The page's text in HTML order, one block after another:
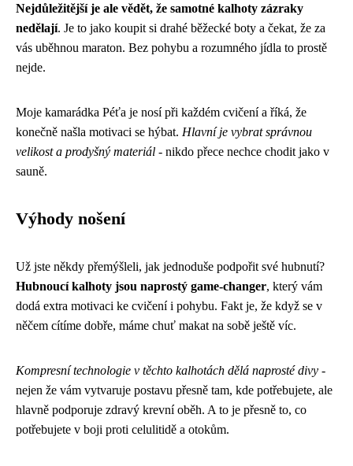
Nejdůležitější je ale vědět, že samotné kalhoty zázraky
nedělají. Je to jako koupit si drahé běžecké boty a čekat, že za
vás uběhnou maraton. Bez pohybu a rozumného jídla to prostě
nejde.
Moje kamarádka Péťa je nosí při každém cvičení a říká, že
konečně našla motivaci se hýbat. Hlavní je vybrat správnou
velikost a prodyšný materiál - nikdo přece nechce chodit jako v
sauně.
Výhody nošení
Už jste někdy přemýšleli, jak jednoduše podpořit své hubnutí?
Hubnoucí kalhoty jsou naprostý game-changer, který vám
dodá extra motivaci ke cvičení i pohybu. Fakt je, že když se v
něčem cítíme dobře, máme chuť makat na sobě ještě víc.
Kompresní technologie v těchto kalhotách dělá naprosté divy -
nejen že vám vytvaruje postavu přesně tam, kde potřebujete, ale
hlavně podporuje zdravý krevní oběh. A to je přesně to, co
potřebujete v boji proti celulitidě a otokům.